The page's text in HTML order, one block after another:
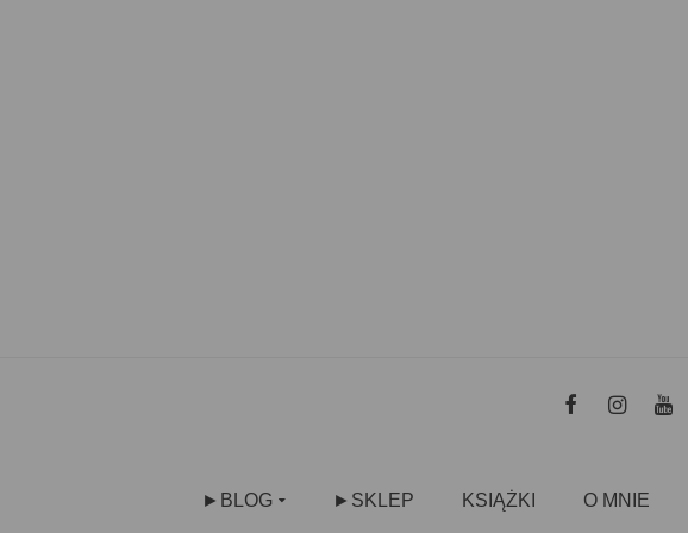
►BLOG ►SKLEP KSIĄŻKI O MNIE